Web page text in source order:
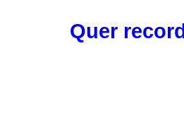
Quer